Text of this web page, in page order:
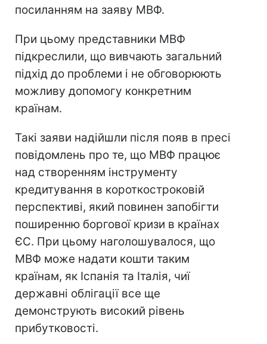
посиланням на заяву МВФ.
При цьому представники МВФ
підкреслили, що вивчають загальний
підхід до проблеми і не обговорюють
можливу допомогу конкретним
країнам.
Такі заяви надійшли після появ в пресі
повідомлень про те, що МВФ працює
над створенням інструменту
кредитування в короткостроковій
перспективі, який повинен запобігти
поширенню боргової кризи в країнах
ЄС. При цьому наголошувалося, що
МВФ може надати кошти таким
країнам, як Іспанія та Італія, чиї
державні облігації все ще
демонструють високий рівень
прибутковості.